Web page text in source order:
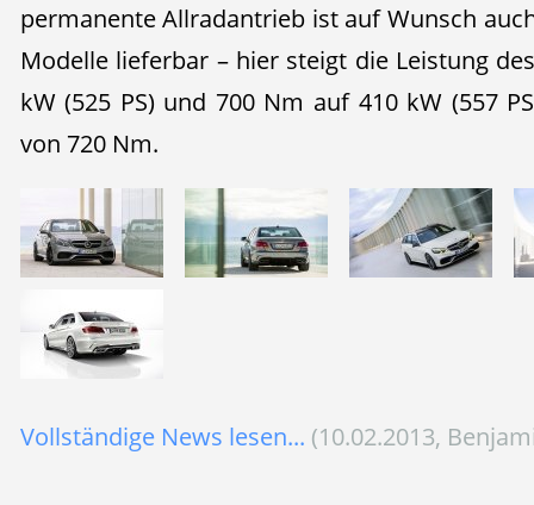
permanente Allradantrieb ist auf Wunsch
Modelle lieferbar – hier steigt die Leistung
kW (525 PS) und 700 Nm auf 410 kW (557
von 720 Nm.
Vollständige News lesen... (10.02.2013,